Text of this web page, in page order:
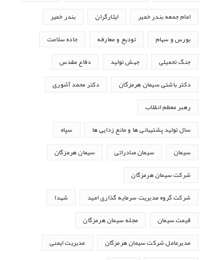
امام جمعه بندر خمیر ایثارگران بندر خمیر
بورس و سهام تودیع و معارفه جاده سلامت
جنگ تحمیلی جهش تولید دفاع مقدس
دکتر باشتی سیمان هرمزگان دکتر محمد آشوری
رهبر معظم انقلاب
سال تولید پشتیبانی ها و مانع زدایی ها سپاه
سیمان سیمان صادراتی سیمان هرمزگان
شرکت سیمان هرمزگان
شرکت گروه مدیریت سرمایه گذاری امید شهدا
قیمت سیمان مجله سیمان هرمزگان
مدیرعامل شرکت سیمان هرمزگان مدیریت ایمنی